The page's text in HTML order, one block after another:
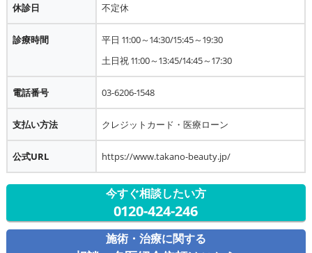
休診日 不定休
診療時間
平日 11:00～14:30/15:45～19:30
土日祝 11:00～13:45/14:45～17:30
電話番号 03-6206-1548
支払い方法 クレジットカード・医療ローン
公式URL https://www.takano-beauty.jp/
今すぐ相談したい方
0120-424-246
施術・治療に関する